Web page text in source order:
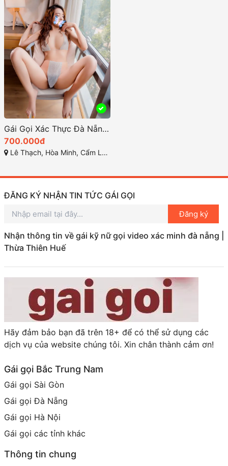
Gái Gọi Xác Thực Đà Nẵng: Tìm Kiếm Dịch Vụ Uy Tín và Chất Lượng
700.000đ
Lê Thạch, Hòa Minh, Cẩm Lệ, Đà Nẵng, Việt Nam
ĐĂNG KÝ NHẬN TIN TỨC GÁI GỌI
Đăng ký
Nhận thông tin về gái kỹ nữ gọi video xác minh đà nẵng |
Thừa Thiên Huế
Hãy đảm bảo bạn đã trên 18+ để có thể sử dụng các
dịch vụ của website chúng tôi. Xin chân thành cảm ơn!
Gái gọi Bắc Trung Nam
Gái gọi Sài Gòn
Gái gọi Đà Nẵng
Gái gọi Hà Nội
Gái gọi các tỉnh khác
Thông tin chung